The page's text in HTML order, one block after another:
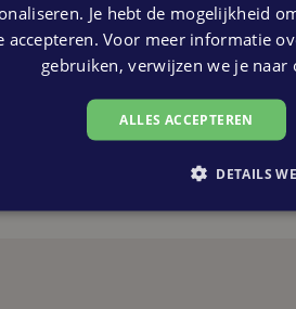
Je hebt de mogelijkheid
accepteren. Voor meer informatie
gebruiken, verwijzen we je naar
ALLES ACCEPTEREN
DETAILS